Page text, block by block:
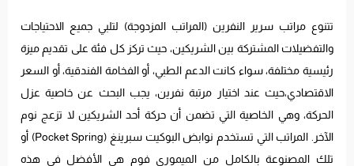
تتنوع مراتب سرير النفرين (المراتب المزدوجة) لتلبي جميع الاحتياجات
والتفضيلات المشتركة بين الشريكين، حيث تركز كل فئة على تقديم ميزة
رئيسية مختلفة، سواء كانت الدعم الطبي، أو الفخامة الفندقية، أو السعر
الاقتصادي،حيث عند اختيار مرتبة نفرين، يجب البحث عن خاصية عزل
الحركة، وهي الخاصية التي تضمن أن حركة أحد الشريكين لا تزعج نوم
الآخر. المراتب التي تستخدم نوابض البوكيت سبرينغ (Pocket Spring) أو
تلك المصنوعة بالكامل من الميموري فوم هي الأفضل في هذه